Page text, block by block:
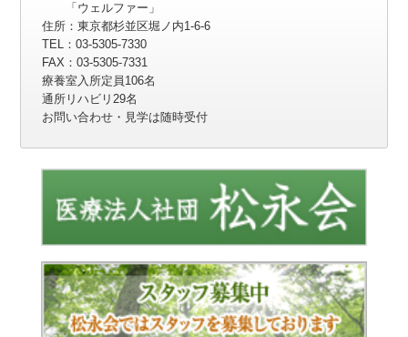
「ウェルファー」
住所：東京都杉並区堀ノ内1-6-6
TEL：03-5305-7330
FAX：03-5305-7331
療養室入所定員106名
通所リハビリ29名
お問い合わせ・見学は随時受付